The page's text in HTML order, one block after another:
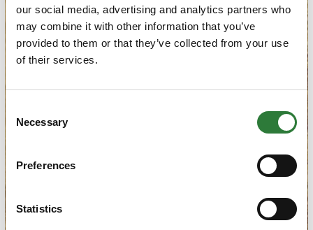
our social media, advertising and analytics partners who
may combine it with other information that you’ve
provided to them or that they’ve collected from your use
of their services.
Selection
Necessary
Preferences
Statistics
Søg